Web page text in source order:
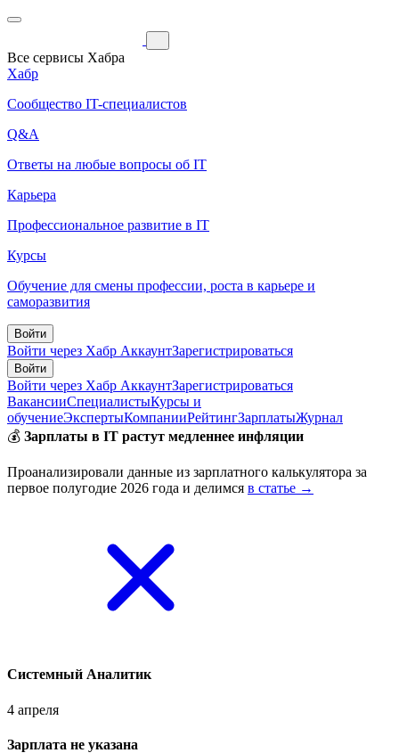
Все сервисы Хабра
Хабр
Сообщество IT-специалистов
Q&A
Ответы на любые вопросы об IT
Карьера
Профессиональное развитие в IT
Курсы
Обучение для смены профессии, роста в карьере и
саморазвития
Войти
Войти через Хабр АккаунтЗарегистрироваться
Войти
Войти через Хабр АккаунтЗарегистрироваться
ВакансииСпециалистыКурсы и
обучениеЭкспертыКомпанииРейтингЗарплатыЖурнал
💰 Зарплаты в IT растут медленнее инфляции
Проанализировали данные из зарплатного калькулятора за
первое полугодие 2026 года и делимся в статье →
Системный Аналитик
4 апреля
Зарплата не указана